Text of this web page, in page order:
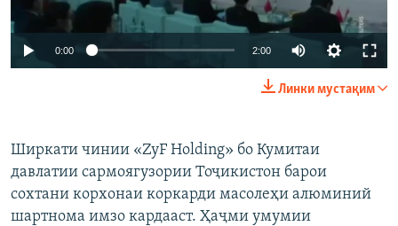
720p 1080p
0:00 2:00
720p
1080p
Линки мустақим
Ширкати чинии «ZyF Holding» бо Кумитаи
давлатии сармоягузории Тоҷикистон барои
сохтани корхонаи коркарди масолеҳи алюминий
шартнома имзо кардааст. Ҳаҷми умумии